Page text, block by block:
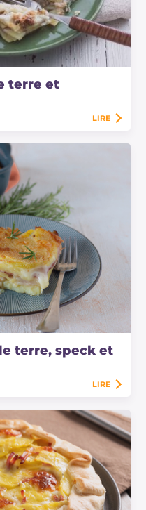
terre et
LIRE
terre, speck et
LIRE